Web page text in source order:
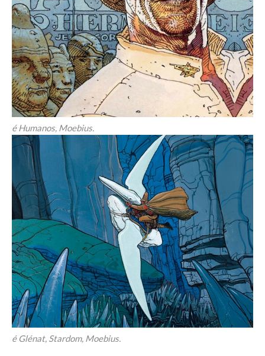
é Humanos, Moebius.
é Glénat, Stardom, Moebius.